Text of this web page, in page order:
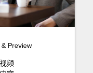
Preview
频